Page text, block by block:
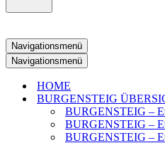
Navigationsmenü
Navigationsmenü
HOME
BURGENSTEIG
BURGENSTEIG –
BURGENSTEIG –
BURGENSTEIG –